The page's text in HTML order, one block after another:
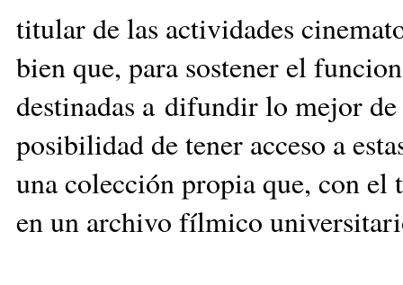
titular de las actividades
bien que, para sostener el
destinadas a difundir lo mejor
posibilidad de tener acceso a
una colección propia que, con
en un archivo fílmico